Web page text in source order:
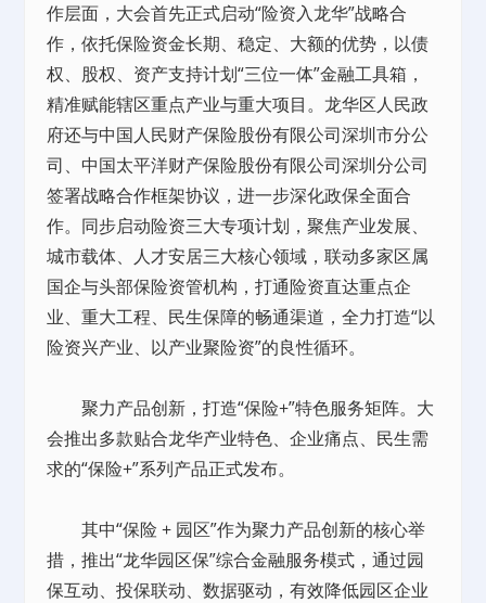
作层面，大会首先正式启动“险资入龙华”战略合
作，依托保险资金长期、稳定、大额的优势，以债
权、股权、资产支持计划“三位一体”金融工具箱，
精准赋能辖区重点产业与重大项目。龙华区人民政
府还与中国人民财产保险股份有限公司深圳市分公
司、中国太平洋财产保险股份有限公司深圳分公司
签署战略合作框架协议，进一步深化政保全面合
作。同步启动险资三大专项计划，聚焦产业发展、
城市载体、人才安居三大核心领域，联动多家区属
国企与头部保险资管机构，打通险资直达重点企
业、重大工程、民生保障的畅通渠道，全力打造“以
险资兴产业、以产业聚险资”的良性循环。
聚力产品创新，打造“保险+”特色服务矩阵。大
会推出多款贴合龙华产业特色、企业痛点、民生需
求的“保险+”系列产品正式发布。
其中“保险 + 园区”作为聚力产品创新的核心举
措，推出“龙华园区保”综合金融服务模式，通过园
保互动、投保联动、数据驱动，有效降低园区企业